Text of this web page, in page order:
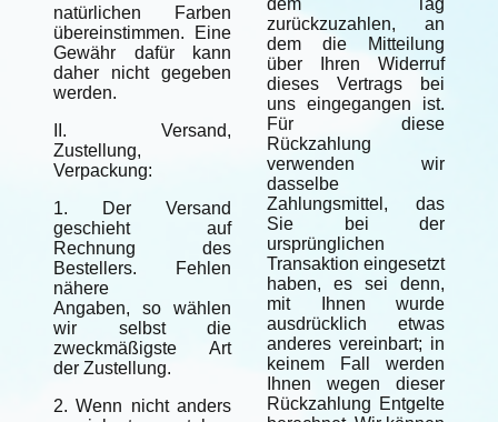
natürlichen Farben
übereinstimmen. Eine
Gewähr dafür kann
daher nicht gegeben
werden.
II. Versand,
Zustellung,
Verpackung:
1. Der Versand
geschieht auf
Rechnung des
Bestellers. Fehlen
nähere
Angaben, so wählen
wir selbst die
zweckmäßigste Art
der Zustellung.
2. Wenn nicht anders
dem Tag
zurückzuzahlen, an
dem die Mitteilung
über Ihren Widerruf
dieses Vertrags bei
uns eingegangen ist.
Für diese
Rückzahlung
verwenden wir
dasselbe
Zahlungsmittel, das
Sie bei der
ursprünglichen
Transaktion eingesetzt
haben, es sei denn,
mit Ihnen wurde
ausdrücklich etwas
anderes vereinbart; in
keinem Fall werden
Ihnen wegen dieser
Rückzahlung Entgelte